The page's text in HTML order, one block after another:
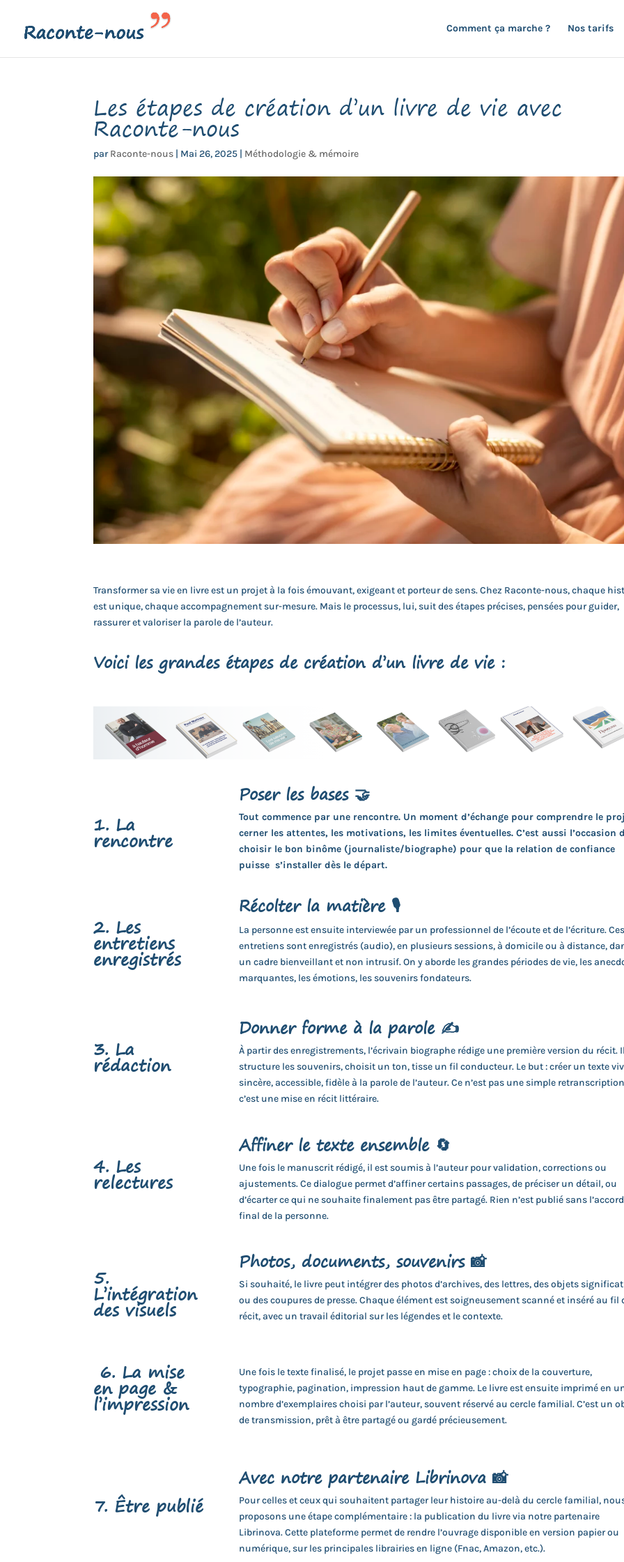
Comment ça marche ? Nos tarifs
Les étapes de création d’un livre de vie avec
Raconte-nous
parRaconte-nous | Mai 26, 2025 | Méthodologie & mémoire
Transformer sa vie en livre est un projet à la fois émouvant, exigeant et porteur de sens. Chez Raconte-nous, chaque
est unique, chaque accompagnement sur-mesure. Mais le processus, lui, suit des étapes précises, pensées pour guider,
rassurer et valoriser la parole de l’auteur.
Voici les grandes étapes de création d’un livre de vie :
1. La
rencontre
Poser les bases 🤝
Tout commence par une rencontre. Un moment d’échange pour comprendre le
cerner les attentes, les motivations, les limites éventuelles. C’est aussi l’occasion
choisir le bon binôme (journaliste/biographe) pour que la relation de confiance
puisse s’installer dès le départ.
2. Les
entretiens
enregistrés
Récolter la matière 🎙
La personne est ensuite interviewée par un professionnel de l’écoute et de l’écriture. Ces
entretiens sont enregistrés (audio), en plusieurs sessions, à domicile ou à distance,
un cadre bienveillant et non intrusif. On y aborde les grandes périodes de vie, les
marquantes, les émotions, les souvenirs fondateurs.
3. La
rédaction
Donner forme à la parole ✍️
À partir des enregistrements, l’écrivain biographe rédige une première version du récit. Il
structure les souvenirs, choisit un ton, tisse un fil conducteur. Le but : créer un texte
sincère, accessible, fidèle à la parole de l’auteur. Ce n’est pas une simple
c’est une mise en récit littéraire.
4. Les
relectures
Affiner le texte ensemble 🔄
Une fois le manuscrit rédigé, il est soumis à l’auteur pour validation, corrections ou
ajustements. Ce dialogue permet d’affiner certains passages, de préciser un détail, ou
d’écarter ce qui ne souhaite finalement pas être partagé. Rien n’est publié sans l’accord
final de la personne.
5.
L’intégration
des visuels
Photos, documents, souvenirs 📸
Si souhaité, le livre peut intégrer des photos d’archives, des lettres, des objets
ou des coupures de presse. Chaque élément est soigneusement scanné et inséré au fil
récit, avec un travail éditorial sur les légendes et le contexte.
6. La mise
en page &
l’impression
Une fois le texte finalisé, le projet passe en mise en page : choix de la couverture,
typographie, pagination, impression haut de gamme. Le livre est ensuite imprimé en
nombre d’exemplaires choisi par l’auteur, souvent réservé au cercle familial. C’est un
de transmission, prêt à être partagé ou gardé précieusement.
7. Être publié
Avec notre partenaire Librinova 📸
Pour celles et ceux qui souhaitent partager leur histoire au-delà du cercle familial,
proposons une étape complémentaire : la publication du livre via notre partenaire
Librinova. Cette plateforme permet de rendre l’ouvrage disponible en version papier ou
numérique, sur les principales librairies en ligne (Fnac, Amazon, etc.).